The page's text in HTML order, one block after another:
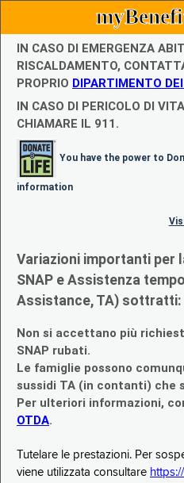
IN CASO DI EMERGENZA
RISCALDAMENTO,
PROPRIO DIPARTIMENTO
IN CASO DI PERICOLO DI
CHIAMARE IL 911.
You have the power to
information
Variazioni importanti per
SNAP e Assistenza
Assistance, TA) sottratti:
Non si accettano più
SNAP rubati.
Le famiglie possono
sussidi TA (in contanti) che
Per ulteriori informazioni,
OTDA.
Tutelare le prestazioni. Per
viene utilizzata consultare